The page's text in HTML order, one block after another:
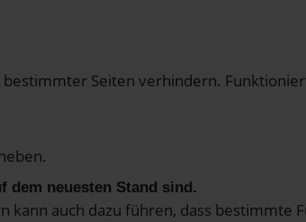
Seiten verhindern.
dem neuesten Stand sind.
kann auch dazu führen, dass